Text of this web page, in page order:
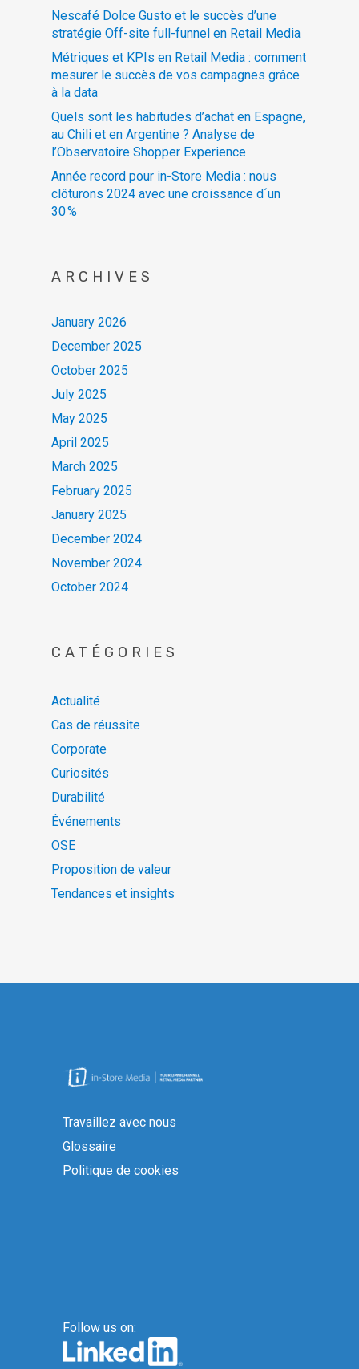
Nescafé Dolce Gusto et le succès d’une
stratégie Off-site full-funnel en Retail Media
Métriques et KPIs en Retail Media : comment
mesurer le succès de vos campagnes grâce
à la data
Quels sont les habitudes d’achat en Espagne,
au Chili et en Argentine ? Analyse de
l’Observatoire Shopper Experience
Année record pour in-Store Media : nous
clôturons 2024 avec une croissance d´un
30 %
ARCHIVES
January 2026
December 2025
October 2025
July 2025
May 2025
April 2025
March 2025
February 2025
January 2025
December 2024
November 2024
October 2024
CATÉGORIES
Actualité
Cas de réussite
Corporate
Curiosités
Durabilité
Événements
OSE
Proposition de valeur
Tendances et insights
Travaillez avec nous
Glossaire
Politique de cookies
Follow us on: